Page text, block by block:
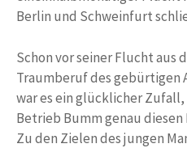
Berlin und Schweinfurt
Schon vor seiner Flucht aus
Traumberuf des gebürtigen
war es ein glücklicher
Betrieb Bumm genau
Zu den Zielen des jungen